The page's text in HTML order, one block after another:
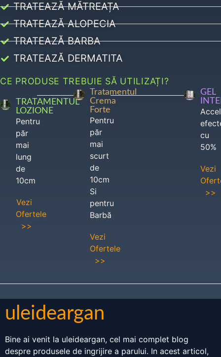
TRATEAZĂ MĂTREAȚA
TRATEAZĂ ALOPECIA
TRATEAZĂ BARBA
TRATEAZĂ DERMATITA
CE PRODUSE TREBUIE SĂ UTILIZAȚI?
TRATAMENTUL
LOZIONE
Pentru
păr
mai
lung
de
10cm
Vezi
Ofertele
>>
Tratamentul
Crema
Forte
Pentru
păr
mai
scurt
de
10cm
Si
pentru
Barbă
Vezi
Ofertele
>>
GEL
cu
50%
Vezi
>>
uleideargan
Bine ai venit la uleideargan, cel mai complet blog
despre produsele de ingrijire a parului. In acest articol,